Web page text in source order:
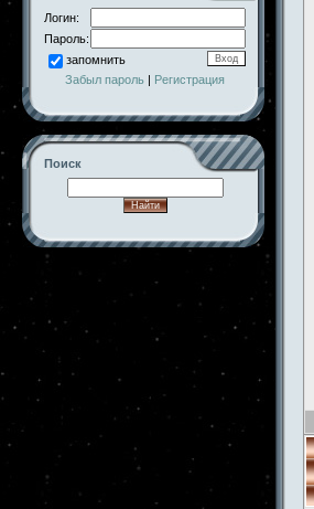
Логин:
Пароль:
запомнить
Забыл пароль | Регистрация
Поиск